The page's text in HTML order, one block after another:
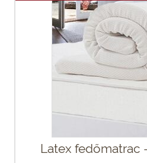
Latex fedőmatrac